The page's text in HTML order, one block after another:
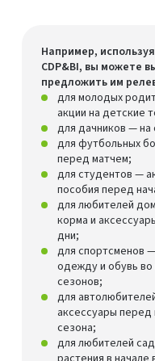
Например,
CDP&BI, вы можете
предложить им
для молодых
акции на детские
для дачников — на
для футбольных
перед матчем;
для студентов —
пособия перед
для любителей
корма и
дни;
для спортсменов
одежду и обувь во
сезонов;
для
аксессуары перед
сезона;
для любителей